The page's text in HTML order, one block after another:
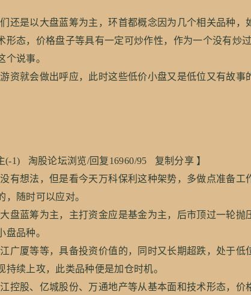
是以大盘蓝筹为主，环首都概念因为几个相关品种，
态，价格盘子等具有一定可炒作性，作为一个没有炒
说事。
就会做出呼应，此时这些低价小盘又是低位又有故事
(-1) 淘股论坛浏览/回复16960/95 复制分享 】
想法，但是看今天万科保利这种架势，多做点准备工
随时可以应对。
蓝筹为主，主打资金应是基金为主，后市顶过一轮抛
品种。
厦等等，具备投资价值的，同时又长期超跌，处于低
续上攻，此类品种便是加仓时机。
股、亿城股份、万通地产等从基本面和技术形态，价